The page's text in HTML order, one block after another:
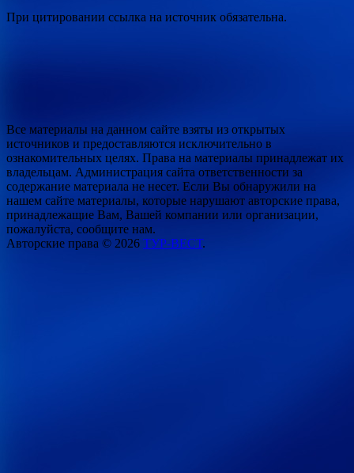
При цитировании ссылка на источник обязательна.
Все материалы на данном сайте взяты из открытых
источников и предоставляются исключительно в
ознакомительных целях. Права на материалы принадлежат их
владельцам. Администрация сайта ответственности за
содержание материала не несет. Если Вы обнаружили на
нашем сайте материалы, которые нарушают авторские права,
принадлежащие Вам, Вашей компании или организации,
пожалуйста, сообщите нам.
Авторские права © 2026 ТУР-ВЕСТ.